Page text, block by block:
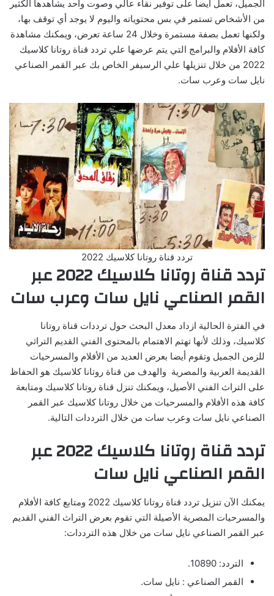
الجميل، تعمل أيضا على توفير نقاء عالي وصوت واحد يشاهدها الكثير
من الأشخاص تستمر في بس محتوياته واليوم لا يوجد أي توقف بها،
ولكنها تعمل بصفة مستمرة وخلال 24 ساعة تعرض، ويمكنك مشاهدة
كافة الأفلام والبرامج التي يتم عرضها علي تردد قناة روتانا كلاسيك
2022 من خلال تنزيلها علي الرسيفر الخاص بك عبر القمر الصناعي
نايل سات وعرب سات.
تردد قناة روتانا كلاسيك 2022
تردد قناة روتانا كلاسيك 2022 عبر
القمر الصناعي نايل سات وعرب سات
في الفترة الحالية ازداد معدل البحث حول ترددات قناة روتانا
كلاسيك، وذلك لأنها تهتم الاهتمام بالمحتوى الفني القديم التراثي
للزمن الجميل وتقوم أيضا بعرض العديد من الأفلام والمسرحيات
القديمة العربية والمصرية والهدف من قناة روتانا كلاسيك هو الحفاظ
على التراث الفني الأصيل، ويمكنك تنزل قناة روتانا كلاسيك ومتابعة
كافة هذه الأفلام والمسرحيات من خلال روتانا كلاسيك عبر القمر
الصناعي نايل سات وعرب سات من خلال الترددات التالية.
تردد قناة روتانا كلاسيك 2022 عبر
القمر الصناعي نايل سات
يمكنك الآن تنزيل تردد قناة روتانا كلاسيك 2022 ومتابع كافة الأفلام
والمسرحيات المصرية الأصيلة التي تقوم بعرض التراث الفني القديم
عبر القمر الصناعي نايل سات من خلال هذه الترددات:
التردد: 10890.
القمر الصناعي : نايل سات.